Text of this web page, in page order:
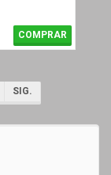
COMPRAR
SIG.